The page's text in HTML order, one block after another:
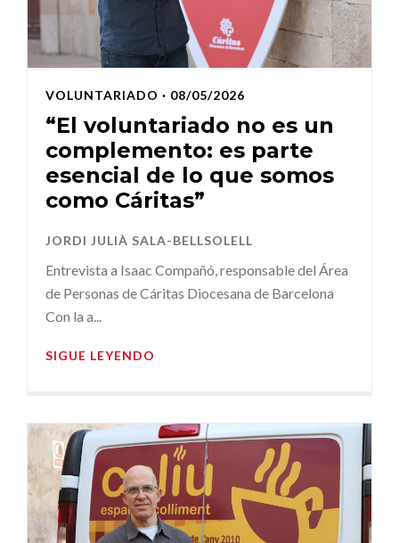
VOLUNTARIADO · 08/05/2026
“El voluntariado no es un
complemento: es parte
esencial de lo que somos
como Cáritas”
JORDI JULIÀ SALA-BELLSOLELL
Entrevista a Isaac Compañó, responsable del Área
de Personas de Cáritas Diocesana de Barcelona
Con la a...
SIGUE LEYENDO